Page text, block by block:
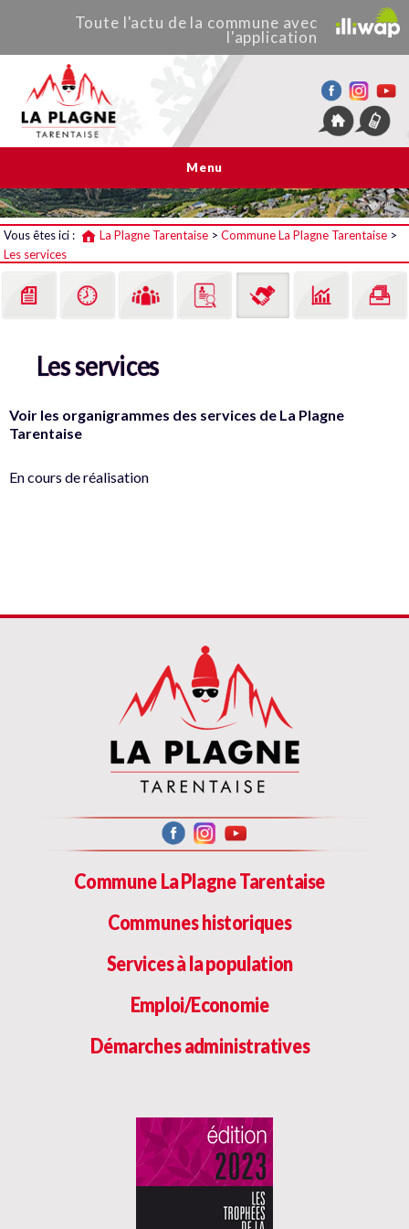
La Plagne Tarentaise
Toute l'actu de la commune avec
l'application
Menu
Vous êtes ici : La Plagne Tarentaise > Commune La Plagne Tarentaise >
Les services
Les services
Voir les organigrammes des services de La Plagne
Tarentaise
En cours de réalisation
Commune La Plagne Tarentaise
Communes historiques
Services à la population
Emploi/Economie
Démarches administratives